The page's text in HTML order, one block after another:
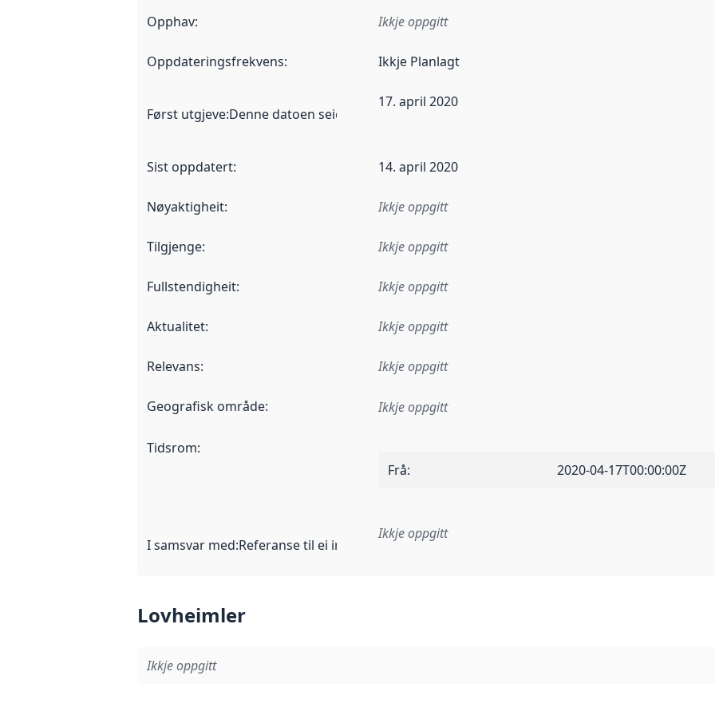
Opphav: Ikkje oppgitt
Oppdateringsfrekvens: Ikkje Planlagt
Først utgjeve:Denne datoen seier når dataa i dette datasettet først blei utgitt. Det kan ha
17. april 2020
Sist oppdatert: 14. april 2020
Nøyaktigheit: Ikkje oppgitt
Tilgjenge: Ikkje oppgitt
Fullstendigheit: Ikkje oppgitt
Aktualitet: Ikkje oppgitt
Relevans: Ikkje oppgitt
Geografisk område: Ikkje oppgitt
Tidsrom:
Frå: 2020-04-17T00:00:00Z
I samsvar med:Referanse til ei implementeringsregel eller anna spesifikasjon som ligg til
Ikkje oppgitt
Lovheimler
Ikkje oppgitt